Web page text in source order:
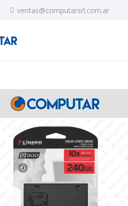
ventas@computarsrl.com.ar